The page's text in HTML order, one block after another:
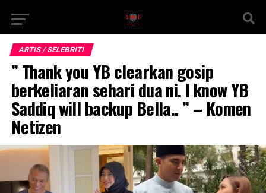
ARTIS / SELEBRITI
” Thank you YB clearkan gosip
berkeliaran sehari dua ni. I know YB
Saddiq will backup Bella.. ” – Komen
Netizen